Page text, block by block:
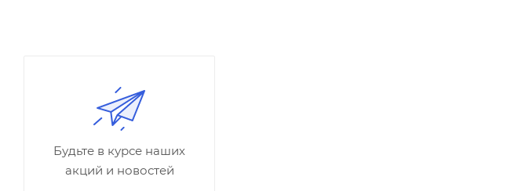
Будьте в курсе наших
акций и новостей